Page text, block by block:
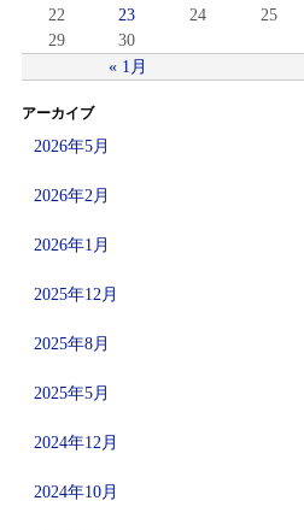
« 1月
22
23 24 25
29
30
アーカイブ
2026年5月
2026年2月
2026年1月
2025年12月
2025年8月
2025年5月
2024年12月
2024年10月